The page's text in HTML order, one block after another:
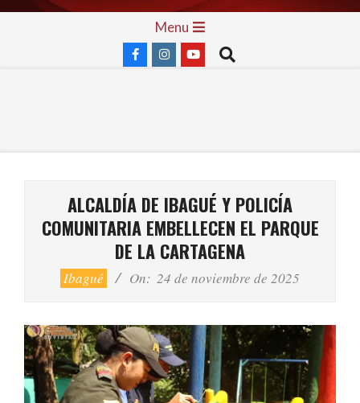
Skip
Menu
Search
ALCALDÍA DE IBAGUÉ Y POLICÍA
COMUNITARIA EMBELLECEN EL PARQUE
DE LA CARTAGENA
Ibagué On: 24 de noviembre de 2025